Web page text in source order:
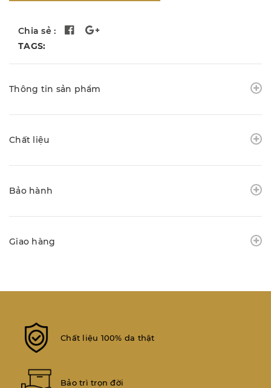
Chia sẻ :
TAGS:
Thông tin sản phẩm
Chất liệu
Bảo hành
Giao hàng
Chất liệu 100% da thật
Bảo trì trọn đời